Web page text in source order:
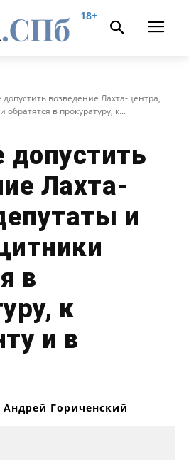
18+
возведение Лахта-центра,
в прокуратуру, к...
допустить
Лахта-
и
в
к
и в
Андрей Гориченcкий